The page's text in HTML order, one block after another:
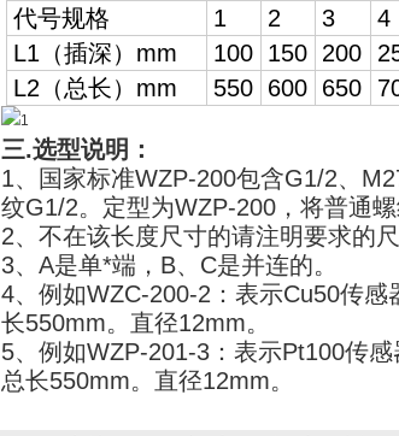
代号规格 1 2 3 4
L1（插深）mm
100 150 200
L2（总长）mm
550 600 650
三.选型说明：
1、国家标准WZP-200包含G1/2、
纹G1/2。定型为WZP-200，将普通
2、不在该长度尺寸的请注明要求的尺
3、A是单*端，B、C是并连的。
4、例如WZC-200-2：表示Cu50传
长550mm。直径12mm。
5、例如WZP-201-3：表示Pt100传
总长550mm。直径12mm。